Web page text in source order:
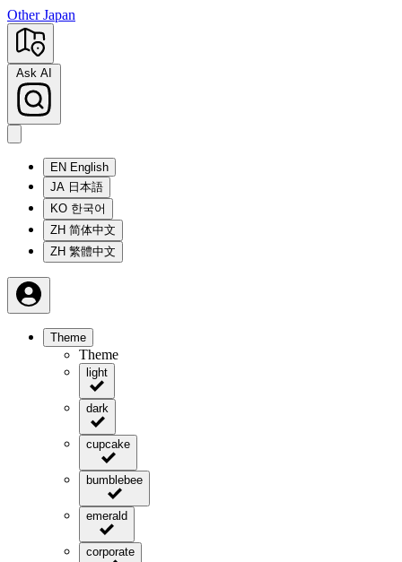
Other Japan
Ask AI
EN English
JA 日本語
KO 한국어
ZH 简体中文
ZH 繁體中文
Theme
Theme
light
dark
cupcake
bumblebee
emerald
corporate